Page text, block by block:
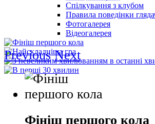
Спілкування з клубом
Правила поведінки
Фотогалерея
Відеогалерея
Previous Next
Фініш першого кола